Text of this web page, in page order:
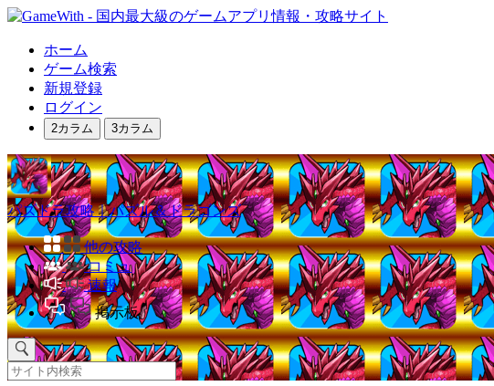
ホーム
ゲーム検索
新規登録
ログイン
2カラム 3カラム
パズドラ攻略｜パズル＆ドラゴンズ
他の攻略
コミュ
速報
掲示板